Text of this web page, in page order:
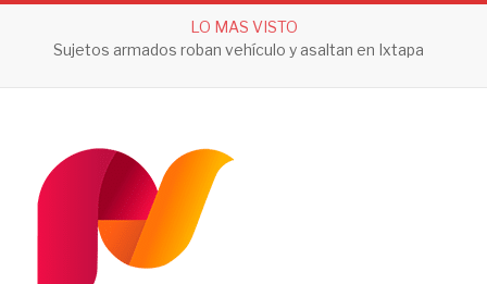
LO MAS VISTO
Sujetos armados roban vehículo y asaltan en Ixtapa